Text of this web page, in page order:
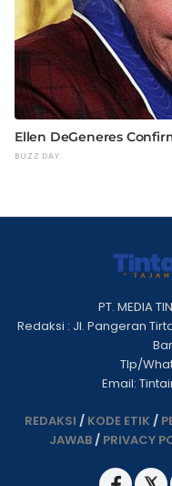
PT. MEDIA
Redaksi : Jl. Pangeran
Tlp/
Email:
REDAKSI / KODE ETIK /
JAWAB/ PRIVACY